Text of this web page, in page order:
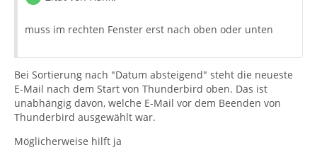
muss im rechten Fenster erst nach oben oder unten
Bei Sortierung nach "Datum absteigend" steht die neueste
E-Mail nach dem Start von Thunderbird oben. Das ist
unabhängig davon, welche E-Mail vor dem Beenden von
Thunderbird ausgewählt war.
Möglicherweise hilft ja